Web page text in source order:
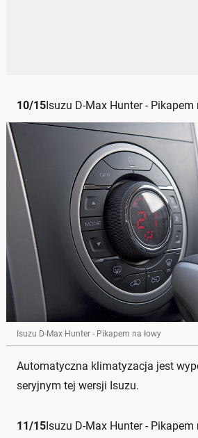
10/15Isuzu D-Max Hunter - Pikapem
Isuzu D-Max Hunter - Pikapem na łowy
Automatyczna klimatyzacja jest
seryjnym tej wersji Isuzu.
11/15Isuzu D-Max Hunter - Pikapem